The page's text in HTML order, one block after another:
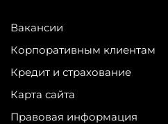
Вакансии
Корпоративным клиентам
Кредит и страхование
Карта сайта
Правовая информация